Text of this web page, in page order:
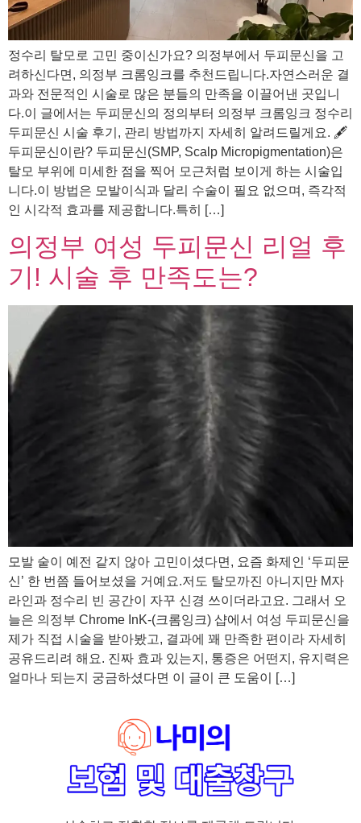
정수리 탈모로 고민 중이신가요? 의정부에서 두피문신을 고
려하신다면, 의정부 크롬잉크를 추천드립니다.자연스러운 결
과와 전문적인 시술로 많은 분들의 만족을 이끌어낸 곳입니
다.이 글에서는 두피문신의 정의부터 의정부 크롬잉크 정수리
두피문신 시술 후기, 관리 방법까지 자세히 알려드릴게요. 🖋️
두피문신이란? 두피문신(SMP, Scalp Micropigmentation)은
탈모 부위에 미세한 점을 찍어 모근처럼 보이게 하는 시술입
니다.이 방법은 모발이식과 달리 수술이 필요 없으며, 즉각적
인 시각적 효과를 제공합니다.특히 […]
의정부 여성 두피문신 리얼 후
기! 시술 후 만족도는?
모발 숱이 예전 같지 않아 고민이셨다면, 요즘 화제인 ‘두피문
신’ 한 번쯤 들어보셨을 거예요.저도 탈모까진 아니지만 M자
라인과 정수리 빈 공간이 자꾸 신경 쓰이더라고요. 그래서 오
늘은 의정부 Chrome InK-(크롬잉크) 샵에서 여성 두피문신을
제가 직접 시술을 받아봤고, 결과에 꽤 만족한 편이라 자세히
공유드리려 해요. 진짜 효과 있는지, 통증은 어떤지, 유지력은
얼마나 되는지 궁금하셨다면 이 글이 큰 도움이 […]